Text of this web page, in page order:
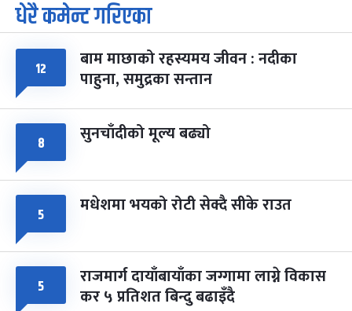
७
आइत
पूर्णिमा व्रत
चैत्र ७, २०८३-Mar 21, 2027
८ फागुपूर्णिमा
चैत्र ८, २०८३-Mar 22, 2027
७ महिना बाँकी
धेरै कमेन्ट गरिएका
१२ बाम माछाको रहस्यमय जीवन : नदीका
पाहुना, समुद्रका सन्तान
८ सुनचाँदीको मूल्य बढ्यो
५ मधेशमा भयको रोटी सेक्दै सीके राउत
५ राजमार्ग दायाँबायाँका जग्गामा लाग्ने विकास
कर ५ प्रतिशत बिन्दु बढाइँदै